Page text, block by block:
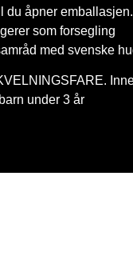
du åpner emballasjen.
som forsegling
med svenske
under 3 år